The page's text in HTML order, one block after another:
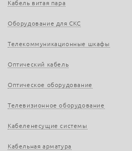
Кабель витая пара
Оборудование для СКС
Телекоммуникационные шкафы
Оптический кабель
Оптическое оборудование
Телевизионное оборудование
Кабеленесущие системы
Кабельная арматура